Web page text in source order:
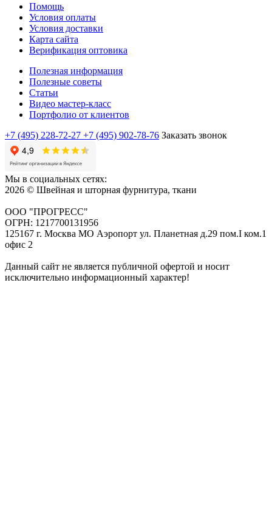
Помощь
Условия оплаты
Условия доставки
Карта сайта
Верификация оптовика
Полезная информация
Полезные советы
Статьи
Видео мастер-класс
Портфолио от клиентов
+7 (495) 228-72-27 +7 (495) 902-78-76 Заказать звонок
Мы в социальных сетях:
2026 © Швейная и шторная фурнитура, ткани
ООО "ПРОГРЕСС"
ОГРН: 1217700131956
125167 г. Москва МО Аэропорт ул. Планетная д.29 пом.I ком.1
офис 2
Данный сайт не является публичной офертой и носит
исключительно информационный характер!